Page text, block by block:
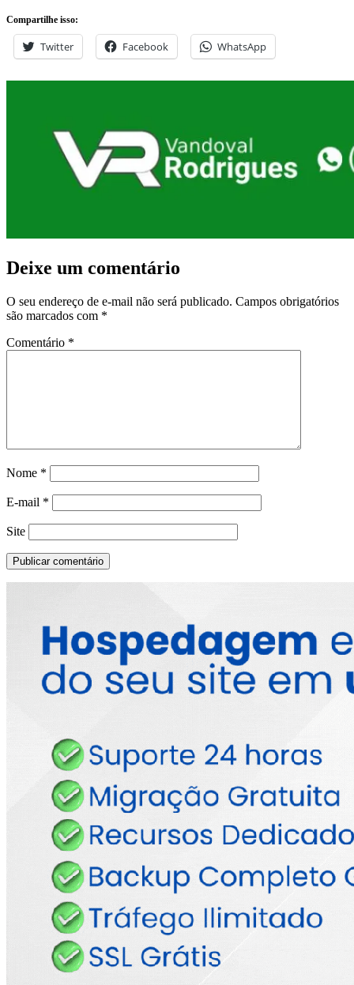
Compartilhe isso:
Twitter Facebook WhatsApp
Deixe um comentário
O seu endereço de e-mail não será publicado. Campos obrigatórios
são marcados com *
Comentário *
Nome *
E-mail *
Site